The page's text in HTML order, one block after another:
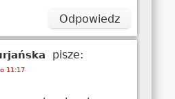
Odpowiedz
pisze:
11:17